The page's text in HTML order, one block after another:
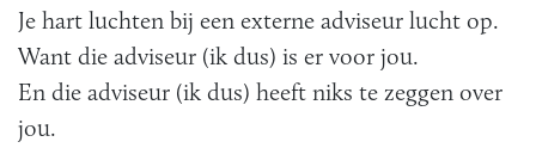
Je hart luchten bij een externe adviseur lucht op.
Want die adviseur (ik dus) is er voor jou.
En die adviseur (ik dus) heeft niks te zeggen over
jou.